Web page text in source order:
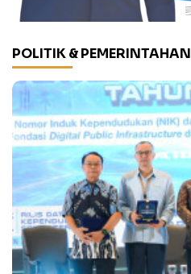
POLITIK & PEMERINTAHAN